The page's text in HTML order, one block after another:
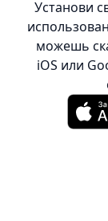
Установи
можешь
iOS или